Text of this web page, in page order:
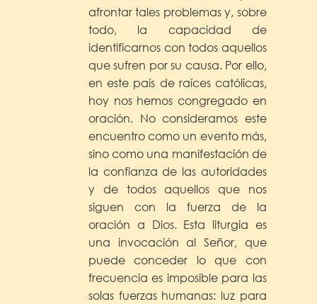
afrontar tales problemas y, sobre
todo, la capacidad de
identificarnos con todos aquellos
que sufren por su causa. Por ello,
en este país de raíces católicas,
hoy nos hemos congregado en
oración. No consideramos este
encuentro como un evento más,
sino como una manifestación de
la confianza de las autoridades
y de todos aquellos que nos
siguen con la fuerza de la
oración a Dios. Esta liturgia es
una invocación al Señor, que
puede conceder lo que con
frecuencia es imposible para las
solas fuerzas humanas: luz para